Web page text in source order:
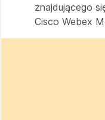
znajdującego
Cisco Webex